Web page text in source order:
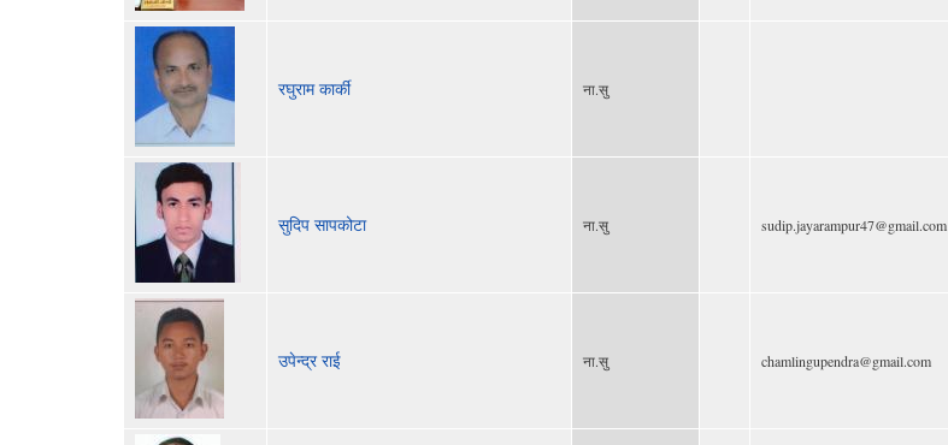
रघुराम कार्की ना.सु
सुदिप सापकोटा ना.सु sudip.jayarampur47@gmail.com
उपेन्द्र राई ना.सु chamlingupendra@gmail.com